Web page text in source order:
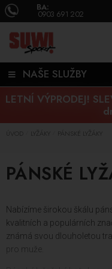
BA:
0903 691 202
NAŠE SLUŽBY
LETNÍ VÝPRODEJ!
ÚVOD LYŽÁKY PÁNSKÉ LYŽÁKY
PÁNSKÉ
Nabízíme širokou škálu
kvalitních a populárních
známá svou dlouholetou
pro muže.